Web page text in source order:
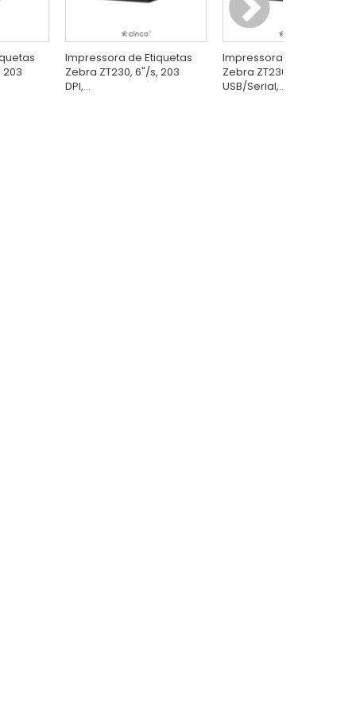
203
Impressora de Etiquetas
Zebra ZT230, 6"/s, 203
DPI,...
Impressora de Etiquetas
Zebra ZT230, 6"/s, 203
USB/Serial,...